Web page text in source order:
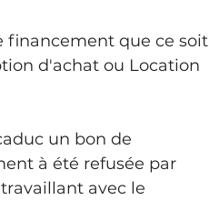
financement que ce soit
d'achat ou Location
un bon de
à été refusée par
avec le